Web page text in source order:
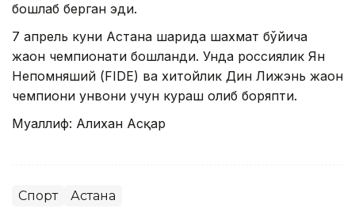
бошлаб берган эди.
7 апрель куни Астана шаҳрида шахмат бўйича
жаҳон чемпионати бошланди. Унда россиялик Ян
Непомняший (FIDE) ва хитойлик Дин Лижэнь жаҳон
чемпиони унвони учун кураш олиб боряпти.
Муаллиф: Алихан Асқар
Спорт Астана